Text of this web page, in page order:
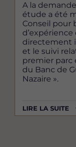
A la
étude a été
Conseil pour
directement
et le suivi
premier parc
du Banc de
Nazaire ».
LIRE LA SUITE